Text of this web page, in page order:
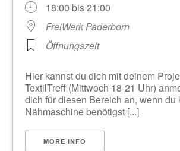
18:00 bis 21:00
FreiWerk Paderborn
Öffnungszeit
Hier kannst du dich mit deinem
TextilTreff (Mittwoch 18-21 Uhr)
dich für diesen Bereich an, wenn du
Nähmaschine benötigst [...]
MORE INFO